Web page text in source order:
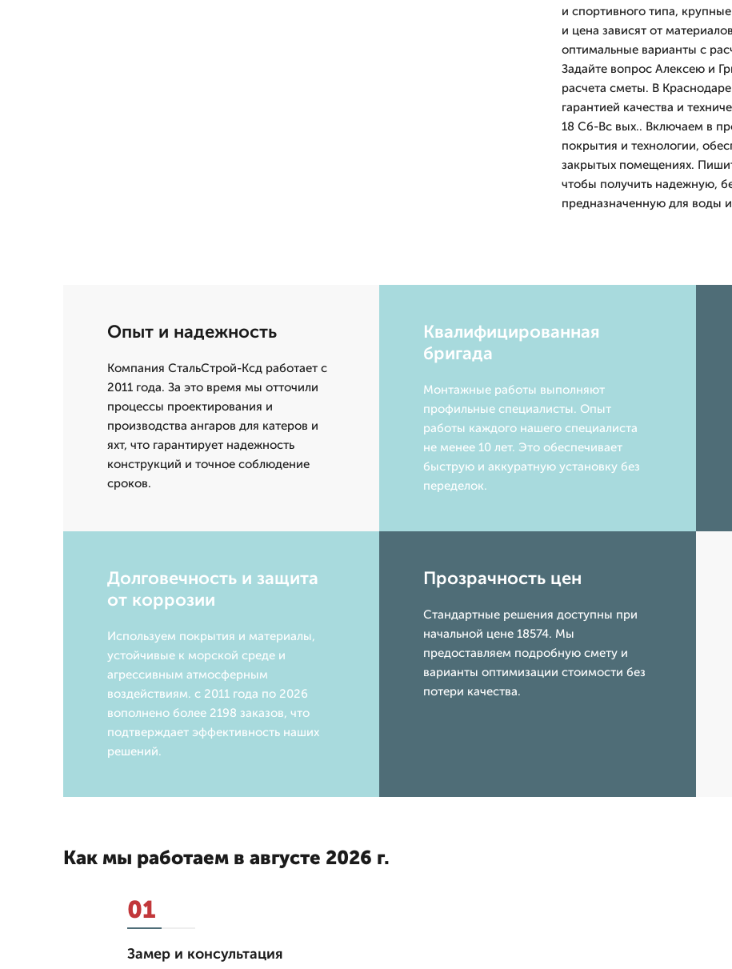
и спортивного типа,
и цена зависят от
оптимальные варианты с
Задайте вопрос Алексею и
расчета сметы. В
гарантией качества и
18 Сб-Вс вых.. Включаем в
покрытия и технологии,
закрытых помещениях.
чтобы получить надежную,
предназначенную для воды
Опыт и надежность
Компания СтальСтрой-Ксд работает с
2011 года. За это время мы отточили
процессы проектирования и
производства ангаров для катеров и
яхт, что гарантирует надежность
конструкций и точное соблюдение
сроков.
Квалифицированная
бригада
Монтажные работы выполняют
профильные специалисты. Опыт
работы каждого нашего специалиста
не менее 10 лет. Это обеспечивает
быструю и аккуратную установку без
переделок.
Долговечность и защита
от коррозии
Используем покрытия и материалы,
устойчивые к морской среде и
агрессивным атмосферным
воздействиям. с 2011 года по 2026
вополнено более 2198 заказов, что
подтверждает эффективность наших
решений.
Прозрачность цен
Стандартные решения доступны при
начальной цене 18574. Мы
предоставляем подробную смету и
варианты оптимизации стоимости без
потери качества.
Как мы работаем в августе 2026 г.
01
Замер и консультация